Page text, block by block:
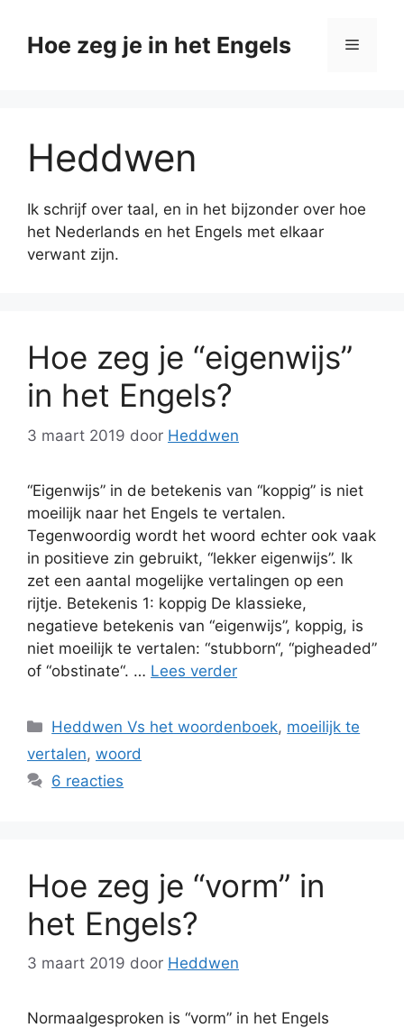
naarHoe zeg je in het Engels Menu
Heddwen
Ik schrijf over taal, en in het bijzonder over hoe
het Nederlands en het Engels met elkaar
verwant zijn.
Hoe zeg je “eigenwijs”
in het Engels?
3 maart 2019 door Heddwen
“Eigenwijs” in de betekenis van “koppig” is niet
moeilijk naar het Engels te vertalen.
Tegenwoordig wordt het woord echter ook vaak
in positieve zin gebruikt, “lekker eigenwijs”. Ik
zet een aantal mogelijke vertalingen op een
rijtje. Betekenis 1: koppig De klassieke,
negatieve betekenis van “eigenwijs”, koppig, is
niet moeilijk te vertalen: “stubborn“, “pigheaded”
of “obstinate“. … Lees verder
Categorieën
Heddwen Vs het woordenboek, moeilijk te
vertalen, woord
6 reacties
Hoe zeg je “vorm” in
het Engels?
3 maart 2019 door Heddwen
Normaalgesproken is “vorm” in het Engels